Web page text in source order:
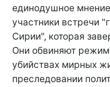
единодушное
участники встречи
Сирии", которая
Они обвиняют
убийствах мирных
преследовании